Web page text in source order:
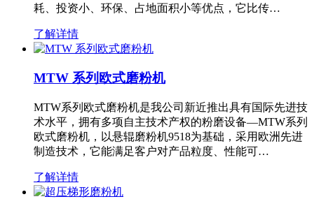
耗、投资小、环保、占地面积小等优点，它比传…
了解详情
MTW 系列欧式磨粉机
MTW系列欧式磨粉机是我公司新近推出具有国际先进技
术水平，拥有多项自主技术产权的粉磨设备—MTW系列
欧式磨粉机，以悬辊磨粉机9518为基础，采用欧洲先进
制造技术，它能满足客户对产品粒度、性能可…
了解详情